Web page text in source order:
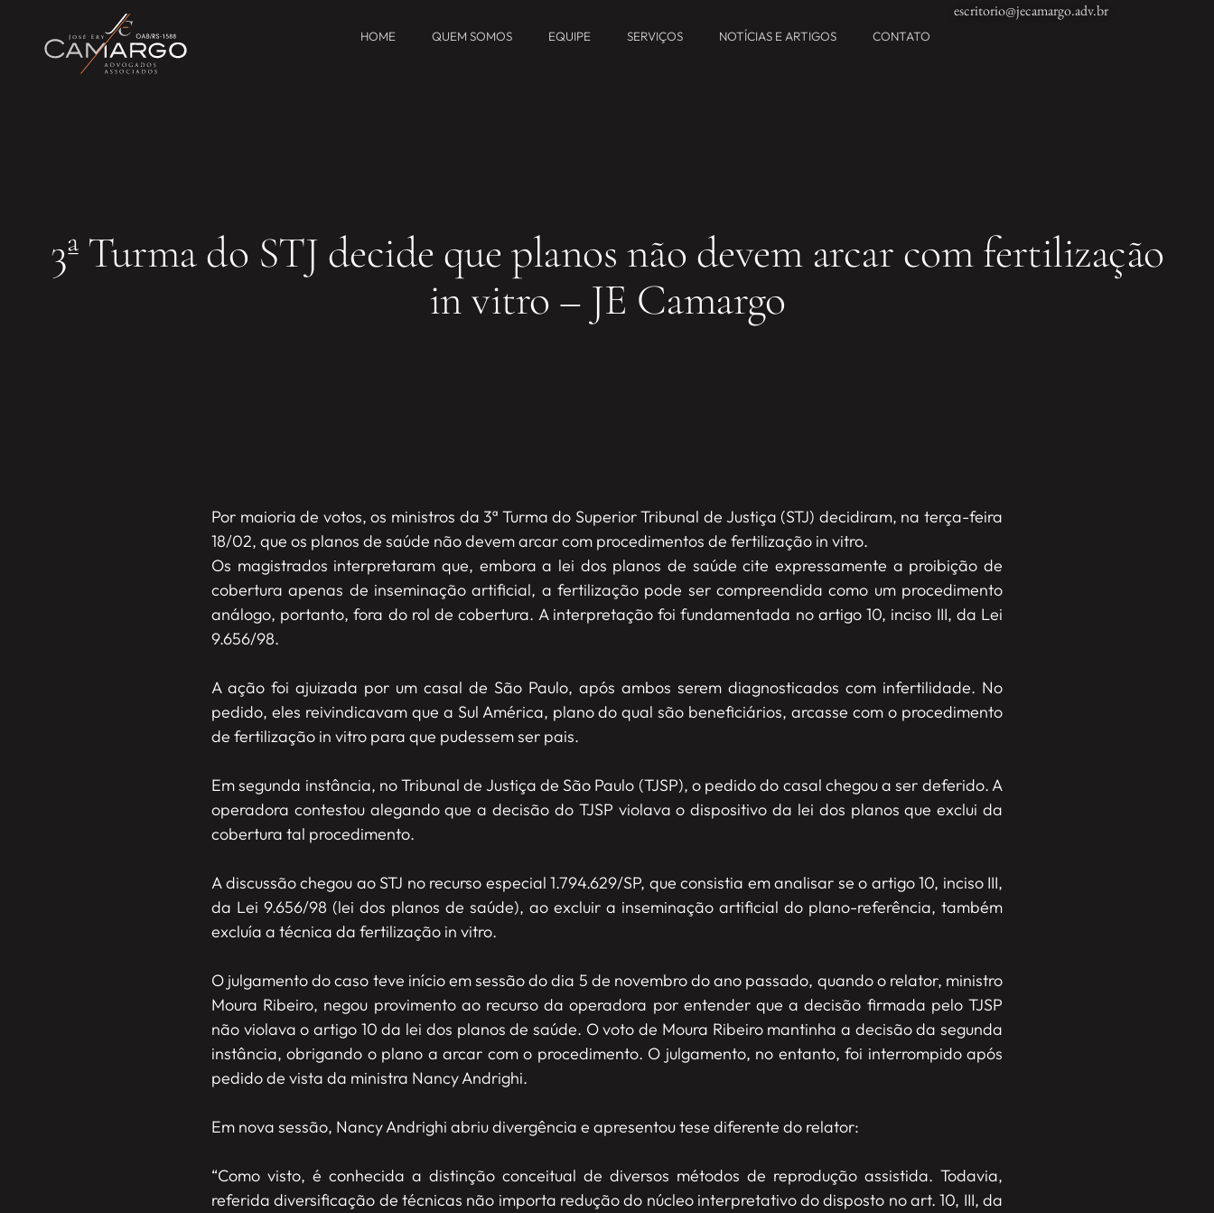
HOME QUEM SOMOS EQUIPE SERVIÇOS NOTÍCIAS E ARTIGOS CONTATO
escritorio@jecamargo.adv.br
3ª Turma do STJ decide que planos não devem arcar com fertilização
in vitro – JE Camargo
Por maioria de votos, os ministros da 3ª Turma do Superior Tribunal de Justiça (STJ) decidiram, na terça-feira
18/02, que os planos de saúde não devem arcar com procedimentos de fertilização in vitro.
Os magistrados interpretaram que, embora a lei dos planos de saúde cite expressamente a proibição de
cobertura apenas de inseminação artificial, a fertilização pode ser compreendida como um procedimento
análogo, portanto, fora do rol de cobertura. A interpretação foi fundamentada no artigo 10, inciso III, da Lei
9.656/98.
A ação foi ajuizada por um casal de São Paulo, após ambos serem diagnosticados com infertilidade. No
pedido, eles reivindicavam que a Sul América, plano do qual são beneficiários, arcasse com o procedimento
de fertilização in vitro para que pudessem ser pais.
Em segunda instância, no Tribunal de Justiça de São Paulo (TJSP), o pedido do casal chegou a ser deferido. A
operadora contestou alegando que a decisão do TJSP violava o dispositivo da lei dos planos que exclui da
cobertura tal procedimento.
A discussão chegou ao STJ no recurso especial 1.794.629/SP, que consistia em analisar se o artigo 10, inciso III,
da Lei 9.656/98 (lei dos planos de saúde), ao excluir a inseminação artificial do plano-referência, também
excluía a técnica da fertilização in vitro.
O julgamento do caso teve início em sessão do dia 5 de novembro do ano passado, quando o relator, ministro
Moura Ribeiro, negou provimento ao recurso da operadora por entender que a decisão firmada pelo TJSP
não violava o artigo 10 da lei dos planos de saúde. O voto de Moura Ribeiro mantinha a decisão da segunda
instância, obrigando o plano a arcar com o procedimento. O julgamento, no entanto, foi interrompido após
pedido de vista da ministra Nancy Andrighi.
Em nova sessão, Nancy Andrighi abriu divergência e apresentou tese diferente do relator:
“Como visto, é conhecida a distinção conceitual de diversos métodos de reprodução assistida. Todavia,
referida diversificação de técnicas não importa redução do núcleo interpretativo do disposto no art. 10, III, da